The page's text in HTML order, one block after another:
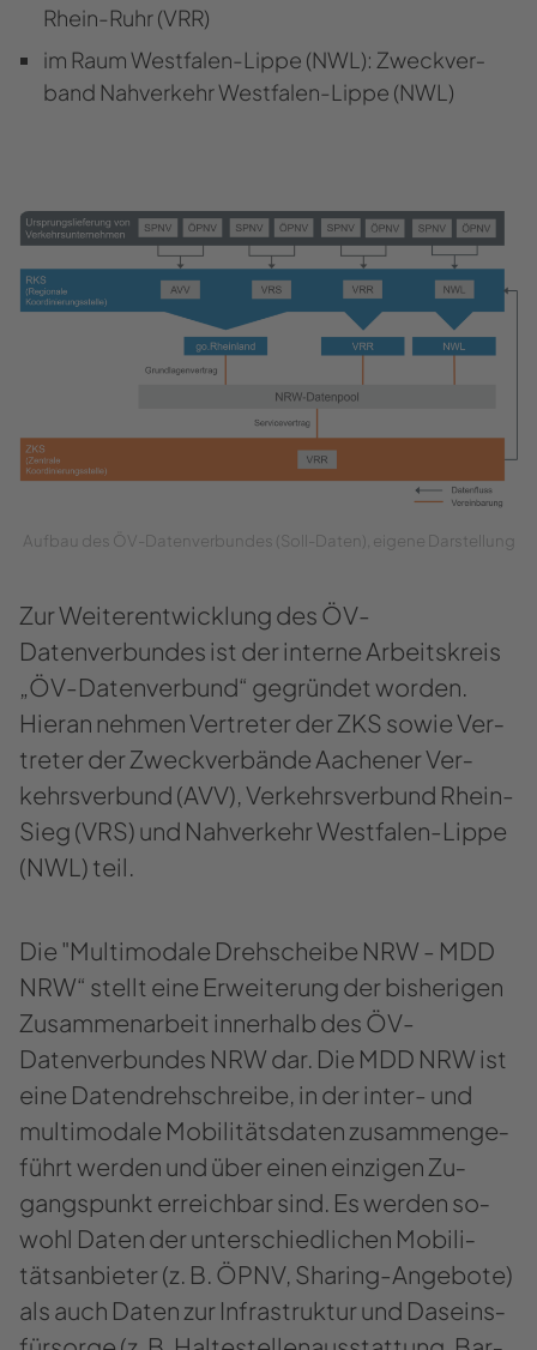
Rhein-​Ruhr (VRR)
im Raum Westfalen-​Lippe (NWL): Zweck­ver­
band Nah­ver­kehr Westfalen-​Lippe (NWL)
Auf­bau des ÖV-​​Datenverbundes (Soll-​​Daten), ei­ge­ne Dar­stel­lung
Zur Wei­ter­ent­wick­lung des ÖV-​
Datenverbundes ist der in­ter­ne Ar­beits­kreis
„ÖV-​Datenverbund“ ge­grün­det wor­den.
Hier­an neh­men Ver­tre­ter der ZKS sowie Ver­
tre­ter der Zweck­ver­bän­de Aa­che­ner Ver­
kehrs­ver­bund (AVV), Ver­kehrs­ver­bund Rhein-​
Sieg (VRS) und Nah­ver­kehr Westfalen-​Lippe
(NWL) teil.
Die "Mul­ti­moda­le Dreh­schei­be NRW - MDD
NRW“ stellt eine Er­wei­te­rung der bis­he­ri­gen
Zu­sam­men­ar­beit in­ner­halb des ÖV-​
Datenverbundes NRW dar. Die MDD NRW ist
eine Da­ten­dreh­schrei­be, in der inter-​​ und
mul­ti­moda­le Mo­bi­li­täts­da­ten zu­sam­men­ge­
führt wer­den und über einen ein­zi­gen Zu­
gangs­punkt er­reich­bar sind. Es wer­den so­
wohl Daten der un­ter­schied­li­chen Mo­bi­li­
täts­an­bie­ter (z. B. ÖPNV, Sharing-​​​Angebote)
als auch Daten zur In­fra­struk­tur und Da­seins­